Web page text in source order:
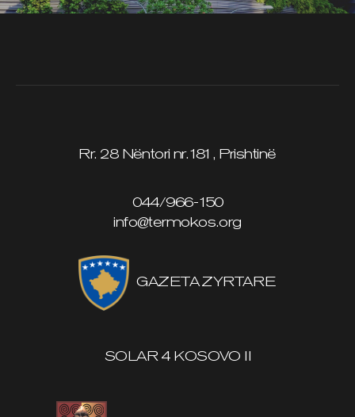
Rr. 28 Nëntori nr.181, Prishtinë
044/966-150
info@termokos.org
GAZETA ZYRTARE
SOLAR 4 KOSOVO II